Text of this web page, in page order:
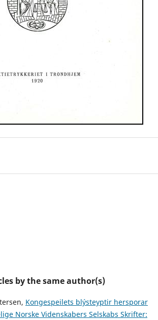
by the same author(s)
Kongespeilets blýsteyptir hersporar
Norske Videnskabers Selskabs Skrifter: